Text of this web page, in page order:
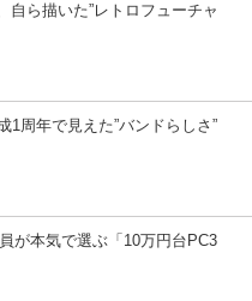
ら描いた”レトロフューチャ
1周年で見えた”バンドらしさ”
が本気で選ぶ「10万円台PC3